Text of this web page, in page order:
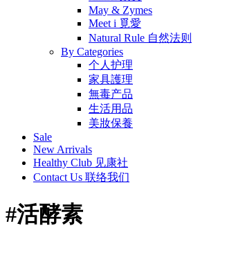
May & Zymes
Meet i 覓愛
Natural Rule 自然法则
By Categories
个人护理
家具護理
無毒产品
生活用品
美妝保養
Sale
New Arrivals
Healthy Club 见康社
Contact Us 联络我们
#活酵素